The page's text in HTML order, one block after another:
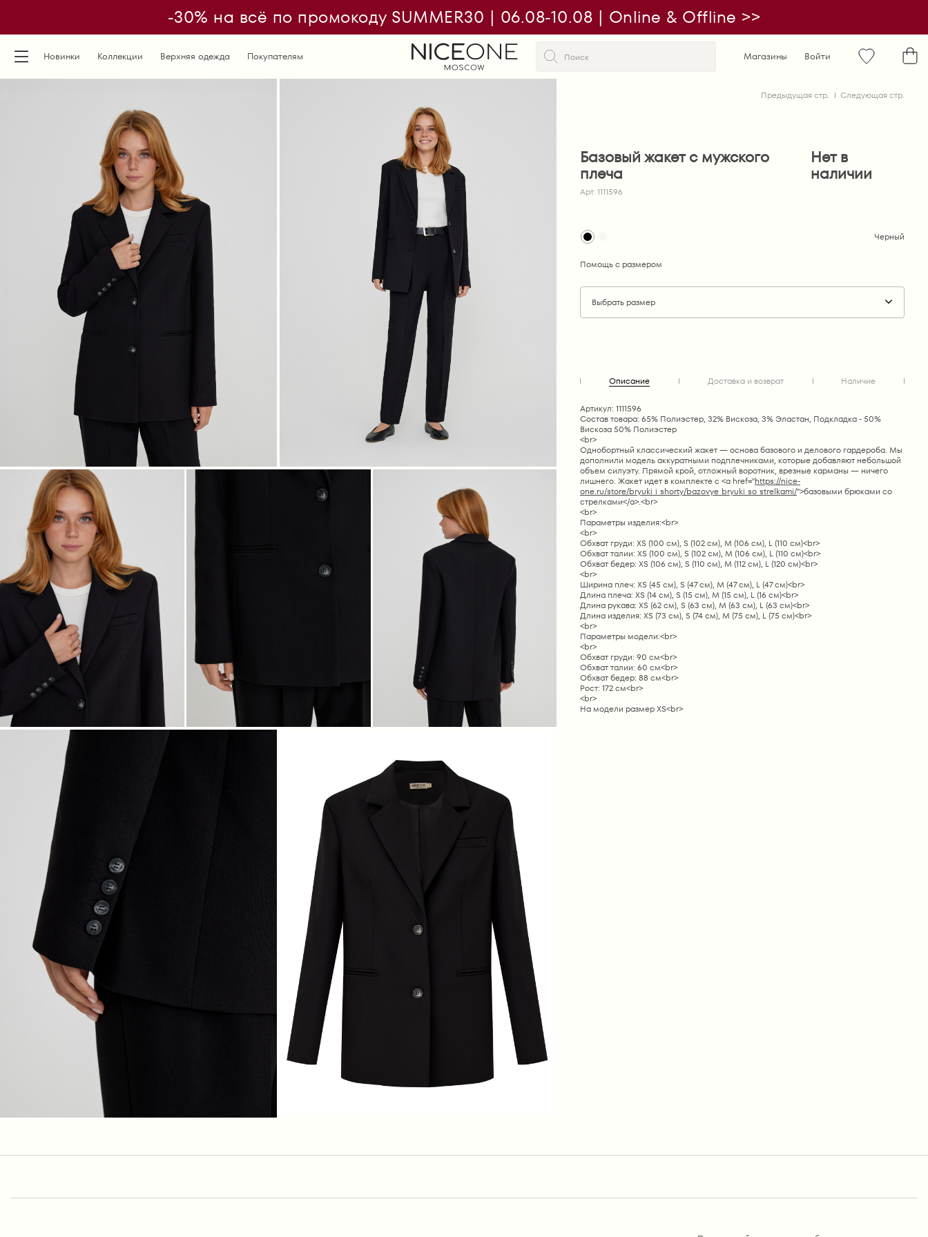
-30% на всё по промокоду SUMMER30 | 06.08-10.08 | Online & Offline >>
Новинки Коллекции Верхняя одежда Покупателям Магазины Войти
Предыдущая стр. Следующая стр.
Базовый жакет с мужского
плеча
Арт. 1111596
Нет в
наличии
Черный
Помощь с размером
Выбрать размер
Описание Доставка и возврат Наличие
Артикул: 1111596
Состав товара: 65% Полиэстер, 32% Вискоза, 3% Эластан, Подкладка - 50%
Вискоза 50% Полиэстер
<br>
Однобортный классический жакет — основа базового и делового гардероба. Мы
дополнили модель аккуратными подплечниками, которые добавляют небольшой
объем силуэту. Прямой крой, отложный воротник, врезные карманы — ничего
лишнего. Жакет идет в комплекте с <a href="https://nice-
one.ru/store/bryuki_i_shorty/bazovye_bryuki_so_strelkami/">базовыми брюками со
стрелками</a>.<br>
<br>
Параметры изделия:<br>
<br>
Обхват груди: XS (100 см), S (102 см), M (106 см), L (110 см)<br>
Обхват талии: XS (100 см), S (102 см), M (106 см), L (110 см)<br>
Обхват бедер: XS (106 см), S (110 см), M (112 см), L (120 см)<br>
<br>
Ширина плеч: XS (45 см), S (47 см), M (47 см), L (47 см)<br>
Длина плеча: XS (14 см), S (15 см), M (15 см), L (16 см)<br>
Длина рукава: XS (62 см), S (63 см), M (63 см), L (63 см)<br>
Длина изделия: XS (73 см), S (74 см), M (75 см), L (75 см)<br>
<br>
Параметры модели:<br>
<br>
Обхват груди: 90 см<br>
Обхват талии: 60 см<br>
Обхват бедер: 88 см<br>
Рост: 172 см<br>
<br>
На модели размер ХS<br>